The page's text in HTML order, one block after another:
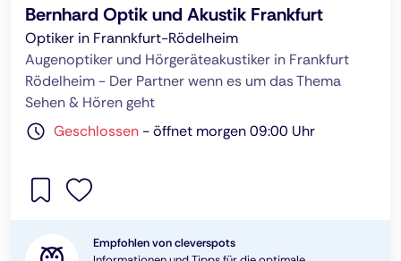
Bernhard Optik und Akustik Frankfurt
Optiker in Frannkfurt-Rödelheim
Augenoptiker und Hörgeräteakustiker in Frankfurt
Rödelheim - Der Partner wenn es um das Thema
Sehen & Hören geht
Geschlossen -öffnet morgen 09:00 Uhr
Empfohlen von cleverspots